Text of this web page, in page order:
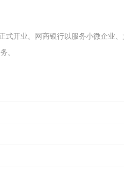
开业。网商银行以服务小微企业
。